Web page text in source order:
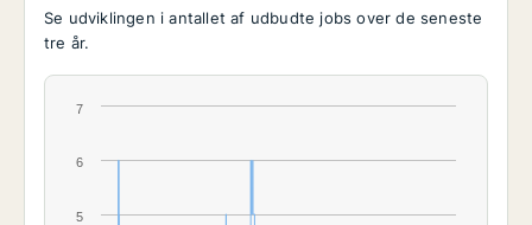
Se udviklingen i antallet af udbudte jobs over de seneste
tre år.
5
6
7